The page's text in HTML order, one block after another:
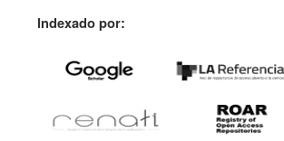
Indexado por: